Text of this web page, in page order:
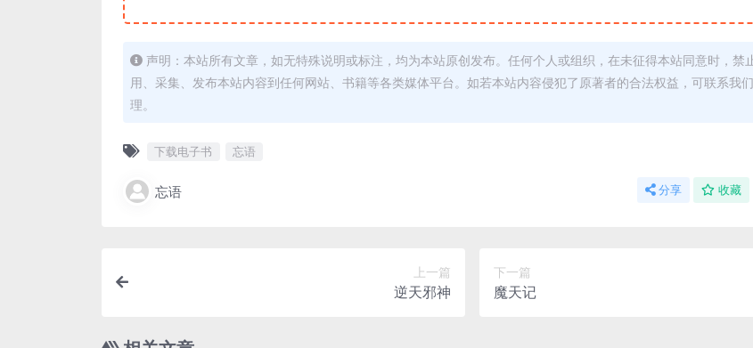
声明：本站所有文章，如无特殊说明或标注，均为本站原创发布。任何个人或组织，在未征得本站同意时，禁
用、采集、发布本站内容到任何网站、书籍等各类媒体平台。如若本站内容侵犯了原著者的合法权益，可联系我
理。
下载电子书 忘语
忘语 分享 收藏
上一篇
逆天邪神
下一篇
魔天记